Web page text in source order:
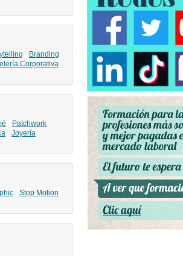
Branding
Corporativa
Patchwork
Joyería
Stop Motion